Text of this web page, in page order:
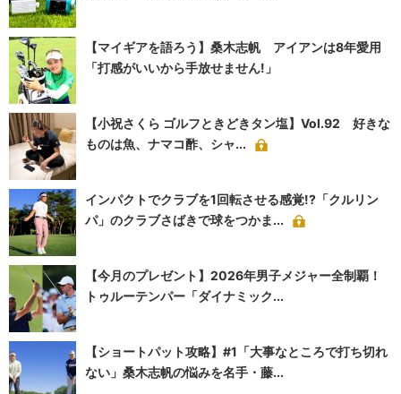
【マイギアを語ろう】桑木志帆 アイアンは8年愛用
「打感がいいから手放せません!」
【小祝さくら ゴルフときどきタン塩】Vol.92 好きな
ものは魚、ナマコ酢、シャ...
インパクトでクラブを1回転させる感覚!?「クルリン
パ」のクラブさばきで球をつかま...
【今月のプレゼント】2026年男子メジャー全制覇！
トゥルーテンパー「ダイナミック...
【ショートパット攻略】#1「大事なところで打ち切れ
ない」桑木志帆の悩みを名手・藤...